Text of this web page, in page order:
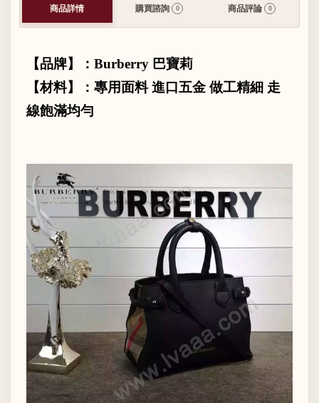
商品詳情 購買諮詢 0 商品評論 0
【品牌】： Burberry 巴寶莉
【材料】：專用面料 進口五金 做工精細 走
線飽滿均勻